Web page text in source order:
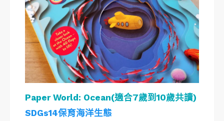
Paper World: Ocean(適合7歲到10歲共讀)
SDGs14保育海洋生態